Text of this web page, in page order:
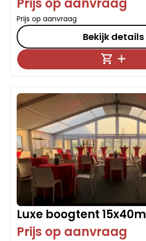
Prijs op aanvraag
Bekijk details
Luxe boogtent 15x40m
Prijs op aanvraag